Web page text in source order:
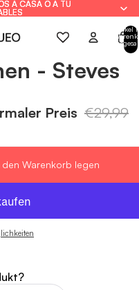
A CASA O A TU
A CASA O A TU
Artikel
- Steves
Preis €29,99
den Warenkorb legen